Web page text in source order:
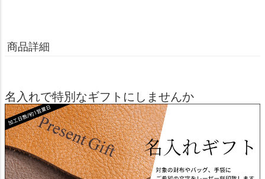
商品詳細
名入れで特別なギフトにしませんか